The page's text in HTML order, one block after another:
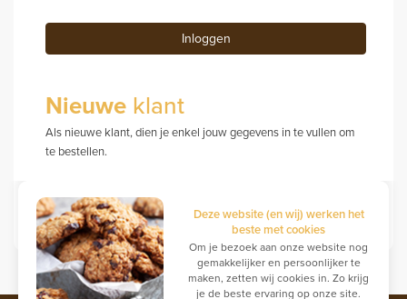
Inloggen
Nieuwe klant
Als nieuwe klant, dien je enkel jouw gegevens in te vullen om
te bestellen.
Registreren als nieuwe gebruiker
Deze website (en wij) werken het
beste met cookies
Om je bezoek aan onze website nog
gemakkelijker en persoonlijker te
maken, zetten wij cookies in. Zo krijg
je de beste ervaring op onze site.